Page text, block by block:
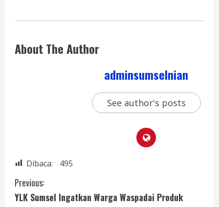
About The Author
adminsumselnian
See author's posts
Dibaca: 495
Previous:
YLK Sumsel Ingatkan Warga Waspadai Produk